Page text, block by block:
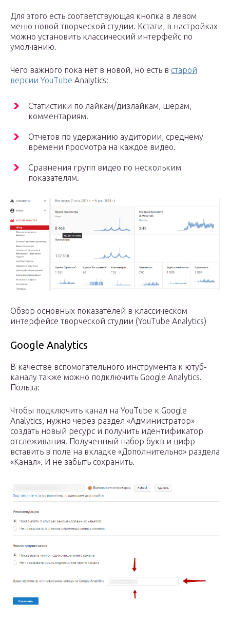
Для этого есть соответствующая кнопка в левом
меню новой творческой студии. Кстати, в настройках
можно установить классический интерфейс по
умолчанию.
Чего важного пока нет в новой, но есть в старой
версии YouTube Analytics:
Статистики по лайкам/дизлайкам, шерам,
комментариям.
Отчетов по удержанию аудитории, среднему
времени просмотра на каждое видео.
Сравнения групп видео по нескольким
показателям.
Обзор основных показателей в классическом
интерфейсе творческой студии (YouTube Analytics)
Google Analytics
В качестве вспомогательного инструмента к ютуб-
каналу также можно подключить Google Analytics.
Польза:
Чтобы подключить канал на YouTube к Google
Analytics, нужно через раздел «Администратор»
создать новый ресурс и получить идентификатор
отслеживания. Полученный набор букв и цифр
вставить в поле на вкладке «Дополнительно» раздела
«Канал». И не забыть сохранить.